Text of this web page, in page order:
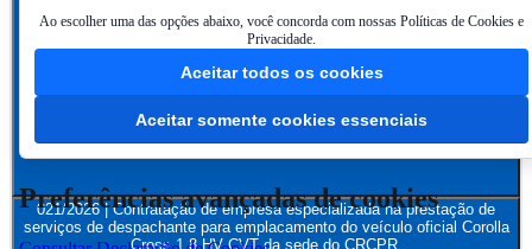
021/2026 | Contratação de empresa especializada na prestação de
serviços de despachante para emplacamento do veículo oficial Corolla
Cross 1.8 HV CVT da sede do CRCPR.
Ao escolher uma das opções abaixo, você concorda com nossas Políticas de Cookies e
Privacidade.
Aceitar todos os cookies
Aceitar somente cookies essenciais
Preferências avançadas de cookies